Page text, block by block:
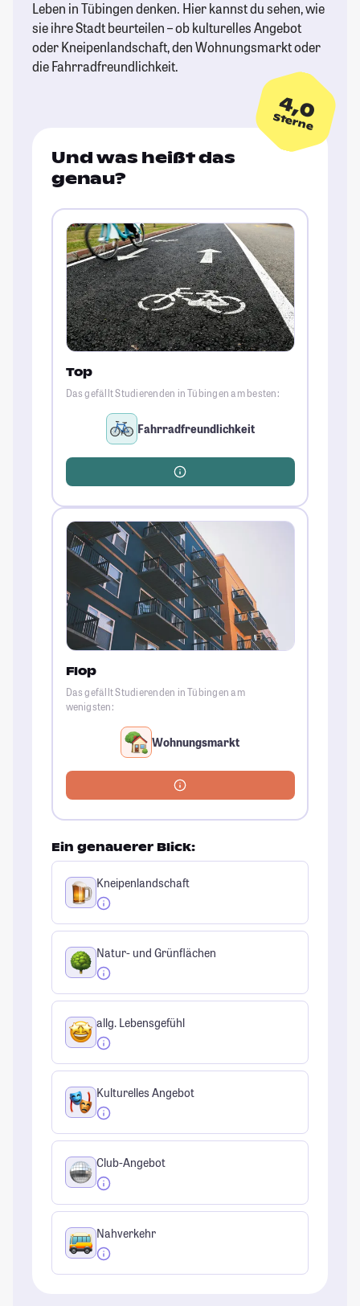
Leben in Tübingen denken. Hier kannst du sehen, wie
sie ihre Stadt beurteilen – ob kulturelles Angebot
oder Kneipenlandschaft, den Wohnungsmarkt oder
die Fahrradfreundlichkeit.
4,0
Sterne
Und was heißt das
genau?
Top
Das gefällt Studierenden in Tübingen am besten:
Fahrradfreundlichkeit
Flop
Das gefällt Studierenden in Tübingen am
wenigsten:
Wohnungsmarkt
Ein genauerer Blick:
Kneipenlandschaft
Natur- und Grünflächen
allg. Lebensgefühl
Kulturelles Angebot
Club-Angebot
Nahverkehr